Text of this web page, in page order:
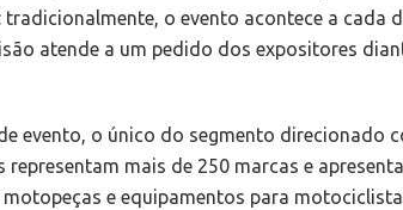
o evento acontece a cada
atende a um pedido dos expositores
evento, o único do segmento direcionado
representam mais de 250 marcas e
e equipamentos para